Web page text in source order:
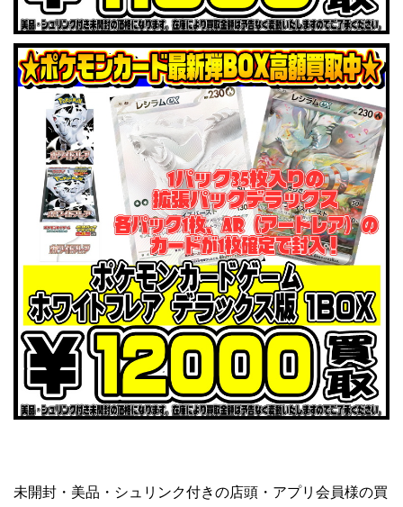
未開封・美品・シュリンク付きの店頭・アプリ会員様の買